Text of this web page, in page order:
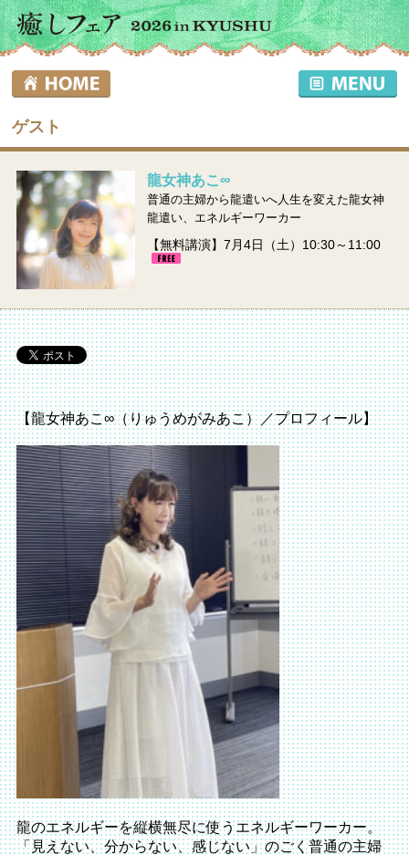
ゲスト
龍女神あこ∞
普通の主婦から龍遣いへ人生を変えた龍女神
龍遣い、エネルギーワーカー
【無料講演】7月4日（土）10:30～11:00
【龍女神あこ∞（りゅうめがみあこ）／プロフィール】
龍のエネルギーを縦横無尽に使うエネルギーワーカー。
「見えない、分からない、感じない」のごく普通の主婦